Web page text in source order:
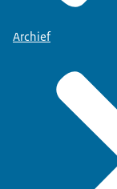
Archief